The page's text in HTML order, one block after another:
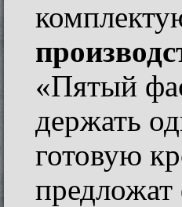
«Пятый
держать
готовую